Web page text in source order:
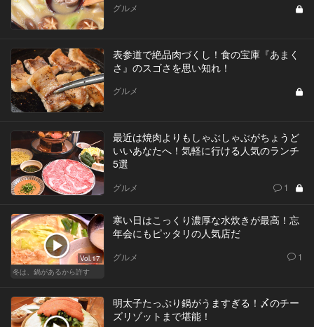
グルメ
表参道で絶品肉づくし！食の宝庫『あまく
さ』のスゴさを思い知れ！
グルメ
最近は焼肉よりもしゃぶしゃぶがちょうど
いいあなたへ！気軽に行ける人気のランチ
5選
グルメ 1
Vol.17
冬は、鍋があるから許す
寒い日はこっくり濃厚な水炊きが最高！忘
年会にもピッタリの人気店だ
グルメ 1
明太子たっぷり鍋がうますぎる！〆のチー
ズリゾットまで堪能！